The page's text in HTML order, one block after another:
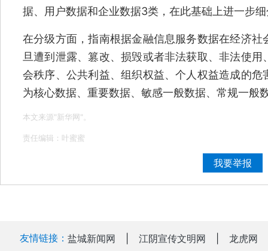
据、用户数据和企业数据3类，在此基础上进一步
在分级方面，指南根据金融信息服务数据在经济
旦遭到泄露、篡改、损毁或者非法获取、非法使
会秩序、公共利益、组织权益、个人权益造成的
为核心数据、重要数据、敏感一般数据、常规一般
本文来源"新华网"。
责任编辑：叶蜜蜜
我要举报
友情链接： 盐城新闻网 江阴宣传文明网 龙虎网